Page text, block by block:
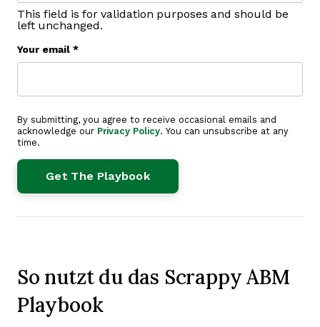
This field is for validation purposes and should be
left unchanged.
Your email *
By submitting, you agree to receive occasional emails and
acknowledge our Privacy Policy. You can unsubscribe at any
time.
So nutzt du das Scrappy ABM
Playbook